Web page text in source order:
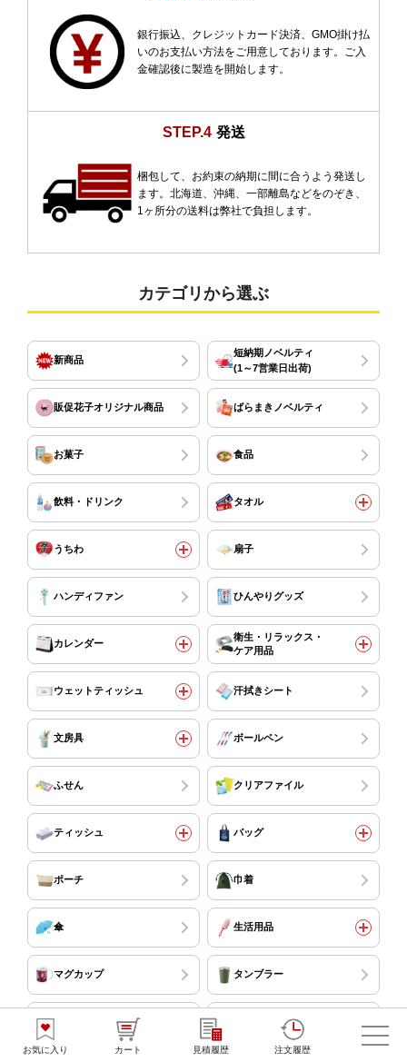
お気に入り カート 見積履歴 注文履歴
銀行振込、クレジットカード決済、GMO掛け払
いのお支払い方法をご用意しております。ご入
金確認後に製造を開始します。
STEP.4 発送
梱包して、お約束の納期に間に合うよう発送し
ます。北海道、沖縄、一部離島などをのぞき、
1ヶ所分の送料は弊社で負担します。
カテゴリから選ぶ
新商品
短納期ノベルティ
(1～7営業日出荷)
販促花子オリジナル商品 ばらまきノベルティ
お菓子 食品
飲料・ドリンク タオル
うちわ 扇子
ハンディファン ひんやりグッズ
カレンダー
衛生・リラックス・
ケア用品
ウェットティッシュ 汗拭きシート
文房具 ボールペン
ふせん クリアファイル
ティッシュ バッグ
ポーチ 巾着
傘 生活用品
マグカップ タンブラー
水筒・ボトル キッチン用品